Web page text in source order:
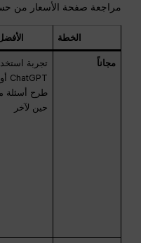
مراجعة صفحة الأسعار من
الخطة
مجاناً
تجربة
ChatGPT أو
طرح أسئلة
حين لآخر